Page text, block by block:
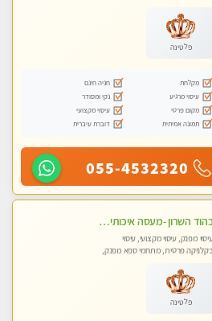
פלטינה
מקלחת
חניה חינם
עיסוי מרגיע
נקי ומסודר
מקום פרטי
עיסוי מקצועי
תמונה אמיתית
דוברת עיברית
055-4532320
בהוד השרון -מעסה איכותית למאסז מקצועי ומפנק לכל שרירי הגוף
עיסוי מפנק, עיסוי מקצועי, עיסוי
בקלניקה פרטית, מתחמי ספא מפנק,
פלטינה